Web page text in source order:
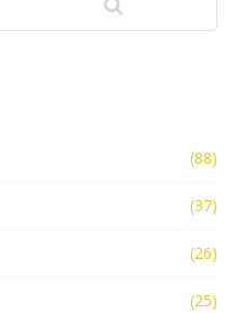
(88)
(37)
(26)
(25)